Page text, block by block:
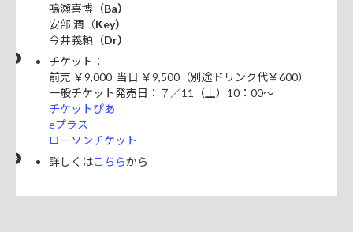
鳴瀬喜博（Ba）
安部 潤（Key）
今井義頼（Dr）
チケット：
前売 ￥9,000 当日 ￥9,500（別途ドリンク代￥600）
一般チケット発売日：７／11（土）10：00～
チケットぴあ
eプラス
ローソンチケット
詳しくはこちらから